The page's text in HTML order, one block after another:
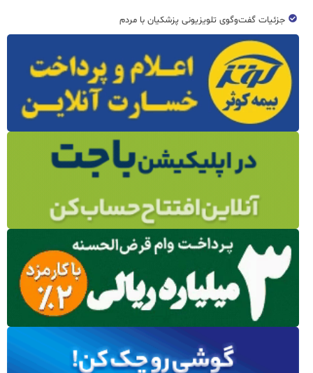
جزئیات گفت‌وگوی تلویزیونی پزشکیان با مردم